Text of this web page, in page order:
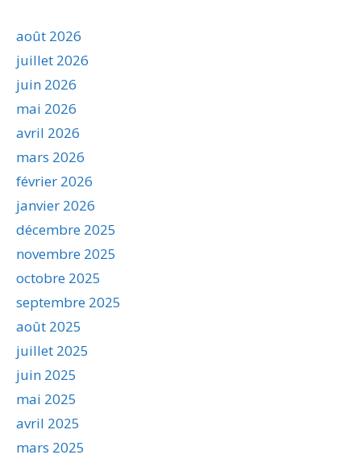
août 2026
juillet 2026
juin 2026
mai 2026
avril 2026
mars 2026
février 2026
janvier 2026
décembre 2025
novembre 2025
octobre 2025
septembre 2025
août 2025
juillet 2025
juin 2025
mai 2025
avril 2025
mars 2025